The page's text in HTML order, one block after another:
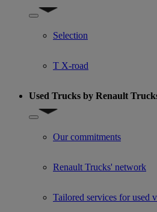
Show submenu for Used trucks
Selection
T X-road
Used Trucks by Renault
Show submenu for Used Trucks by
Our commitments
Renault Trucks' network
Tailored services for used